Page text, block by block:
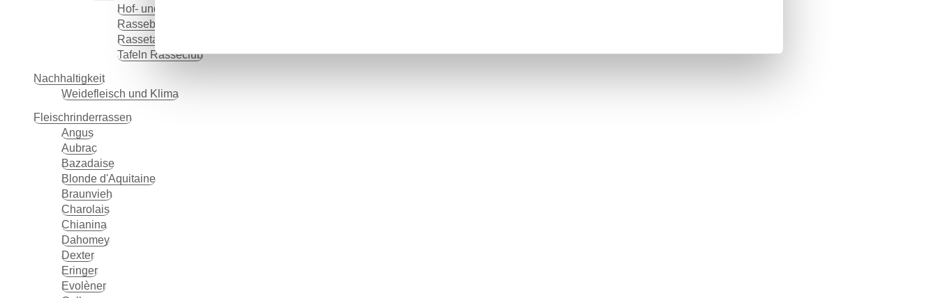
Hof- und Labeltafeln
Rassebeschreibungstafeln
Rassetafeln
Tafeln Rasseclub
Nachhaltigkeit
Weidefleisch und Klima
Fleisch­rinder­rassen
Angus
Aubrac
Bazadaise
Blonde d'Aquitaine
Braunvieh
Charolais
Chianina
Dahomey
Dexter
Eringer
Evolèner